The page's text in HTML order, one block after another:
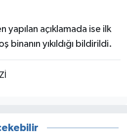
yapılan açıklamada ise ilk
yıkıldığı bildirildi.